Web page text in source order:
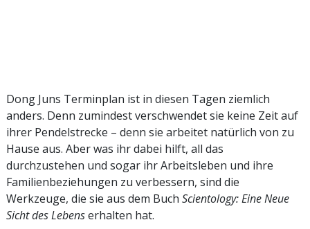
Dong Juns Terminplan ist in diesen Tagen ziemlich
anders. Denn zumindest verschwendet sie keine Zeit auf
ihrer Pendelstrecke – denn sie arbeitet natürlich von zu
Hause aus. Aber was ihr dabei hilft, all das
durchzustehen und sogar ihr Arbeitsleben und ihre
Familienbeziehungen zu verbessern, sind die
Werkzeuge, die sie aus dem Buch Scientology: Eine Neue
Sicht des Lebenserhalten hat.